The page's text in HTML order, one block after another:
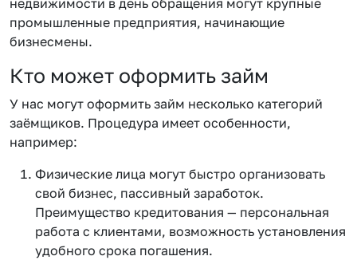
промышленные предприятия, начинающие
бизнесмены.
Кто может оформить займ
У нас могут оформить займ несколько категорий
заёмщиков. Процедура имеет особенности,
например:
Физические лица могут быстро организовать
свой бизнес, пассивный заработок.
Преимущество кредитования — персональная
работа с клиентами, возможность установления
удобного срока погашения.